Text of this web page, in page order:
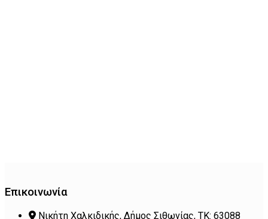
Επικοινωνία
Νικήτη Χαλκιδικής, Δήμος Σιθωνίας, ΤΚ: 63088